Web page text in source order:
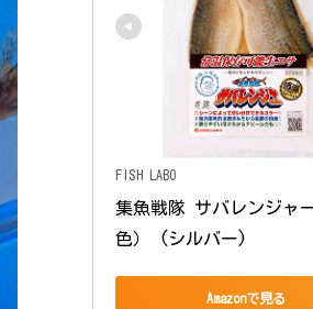
FISH LABO
集魚戦隊 サバレンジャ
色） (シルバー)
Amazonで見る